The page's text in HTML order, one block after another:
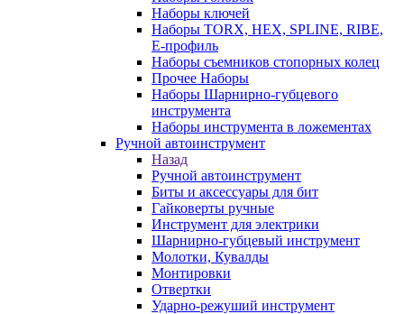
Наборы ключей
Наборы TORX, HEX, SPLINE, RIBE,
E-профиль
Наборы съемников стопорных колец
Прочее Наборы
Наборы Шарнирно-губцевого
инструмента
Наборы инструмента в ложементах
Ручной автоинструмент
Назад
Ручной автоинструмент
Биты и аксессуары для бит
Гайковерты ручные
Инструмент для электрики
Шарнирно-губцевый инструмент
Молотки, Кувалды
Монтировки
Отвертки
Ударно-режуший инструмент